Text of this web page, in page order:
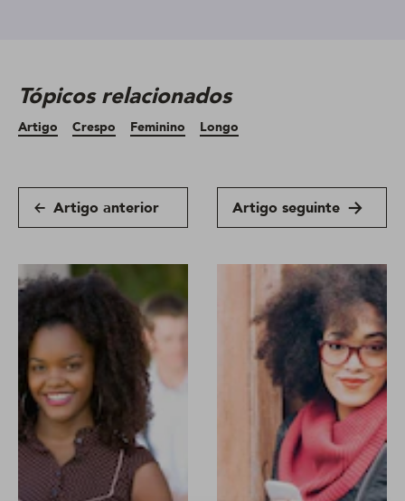
Tópicos relacionados
Artigo Crespo Feminino Longo
Artigo anterior Artigo seguinte